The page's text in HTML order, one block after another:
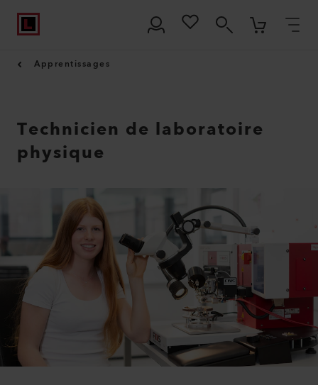
Apprentissages
Technicien de laboratoire
physique